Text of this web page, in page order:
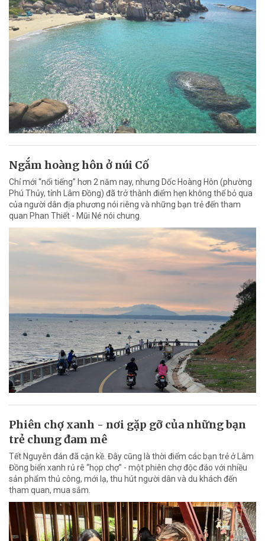
Ngắm hoàng hôn ở núi Cố
Chỉ mới “nổi tiếng” hơn 2 năm nay, nhưng Dốc Hoàng Hôn (phường
Phú Thủy, tỉnh Lâm Đồng) đã trở thành điểm hẹn không thể bỏ qua
của người dân địa phương nói riêng và những bạn trẻ đến tham
quan Phan Thiết - Mũi Né nói chung.
Phiên chợ xanh - nơi gặp gỡ của những bạn
trẻ chung đam mê
Tết Nguyên đán đã cận kề. Đây cũng là thời điểm các bạn trẻ ở Lâm
Đồng biển xanh rủ rê “họp chợ” - một phiên chợ độc đáo với nhiều
sản phẩm thủ công, mới lạ, thu hút người dân và du khách đến
tham quan, mua sắm.